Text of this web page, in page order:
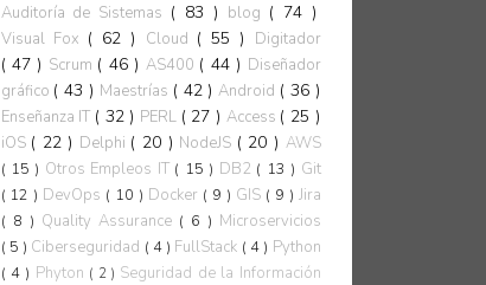
Auditoría de Sistemas ( 83 ) blog ( 74 )
Visual Fox ( 62 ) Cloud ( 55 ) Digitador
( 47 ) Scrum ( 46 ) AS400 ( 44 ) Diseñador
gráfico ( 43 ) Maestrías ( 42 )Android ( 36 )
Enseñanza IT ( 32 ) PERL ( 27 ) Access ( 25 )
iOS ( 22 ) Delphi ( 20 ) NodeJS ( 20 ) AWS
( 15 ) Otros Empleos IT ( 15 ) DB2 ( 13 ) Git
( 12 ) DevOps ( 10 ) Docker ( 9 ) GIS ( 9 ) Jira
( 8 ) Quality Assurance ( 6 ) Microservicios
( 5 ) Ciberseguridad ( 4 ) FullStack ( 4 ) Python
( 4 ) Phyton ( 2 ) Seguridad de la Información